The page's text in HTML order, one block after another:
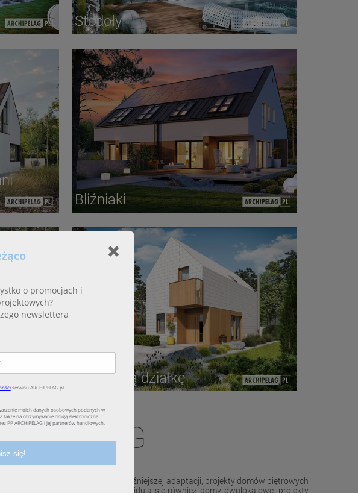
Stodoły
Bliźniaki
Na wąską działkę
użytkowym i poddaszem do późniejszej adaptacji, projekty domów piętrowych
dachem. W naszej ofercie znajdują się również domy dwulokalowe, projekty